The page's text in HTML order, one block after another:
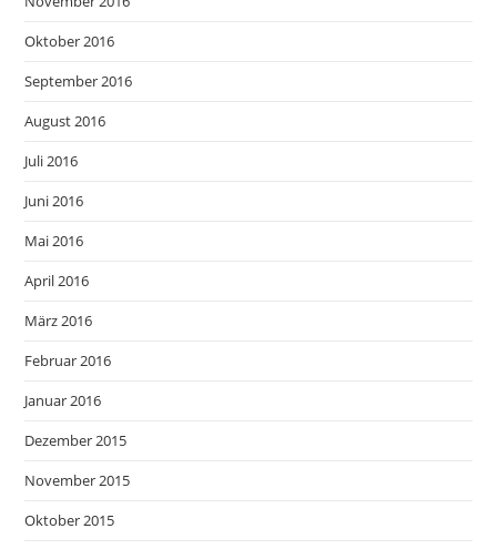
Oktober 2016
September 2016
August 2016
Juli 2016
Juni 2016
Mai 2016
April 2016
März 2016
Februar 2016
Januar 2016
Dezember 2015
November 2015
Oktober 2015